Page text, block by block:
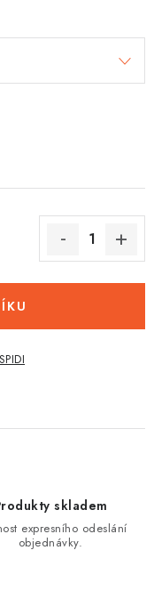
SPIDI
skladem
expresního odeslání
objednávky.